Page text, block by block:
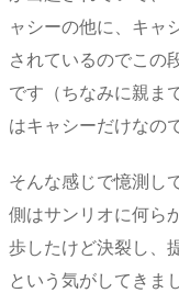
ャシーの他に、キャ
されているのでこの
です（ちなみに親ま
はキャシーだけなの
そんな感じで憶測し
側はサンリオに何ら
歩したけど決裂し、
という気がしてきま